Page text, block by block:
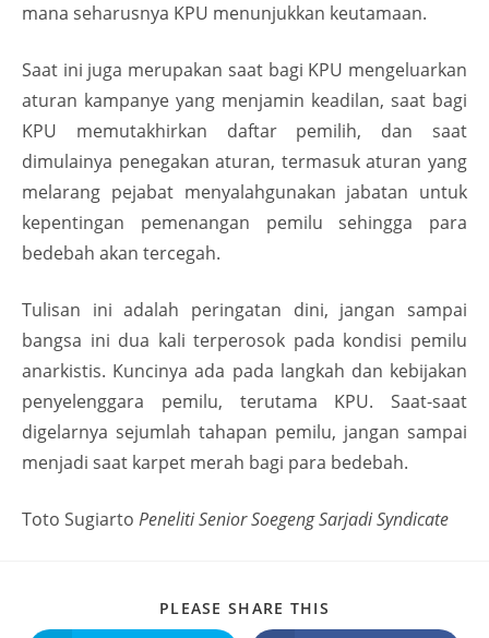
mana seharusnya KPU menunjukkan keutamaan.
Saat ini juga merupakan saat bagi KPU mengeluarkan
aturan kampanye yang menjamin keadilan, saat bagi
KPU memutakhirkan daftar pemilih, dan saat
dimulainya penegakan aturan, termasuk aturan yang
melarang pejabat menyalahgunakan jabatan untuk
kepentingan pemenangan pemilu sehingga para
bedebah akan tercegah.
Tulisan ini adalah peringatan dini, jangan sampai
bangsa ini dua kali terperosok pada kondisi pemilu
anarkistis. Kuncinya ada pada langkah dan kebijakan
penyelenggara pemilu, terutama KPU. Saat-saat
digelarnya sejumlah tahapan pemilu, jangan sampai
menjadi saat karpet merah bagi para bedebah.
Toto Sugiarto Peneliti Senior Soegeng Sarjadi Syndicate
PLEASE SHARE THIS